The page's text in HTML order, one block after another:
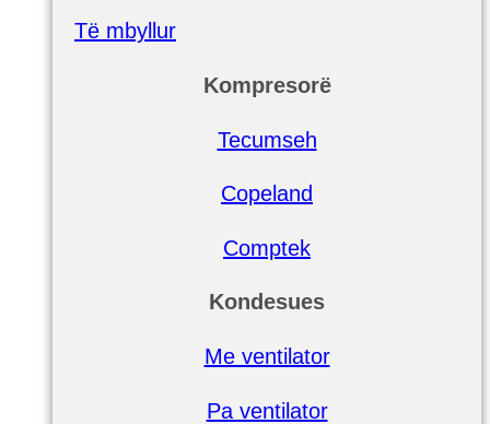
Të mbyllur
Kompresorë
Tecumseh
Copeland
Comptek
Kondesues
Me ventilator
Pa ventilator